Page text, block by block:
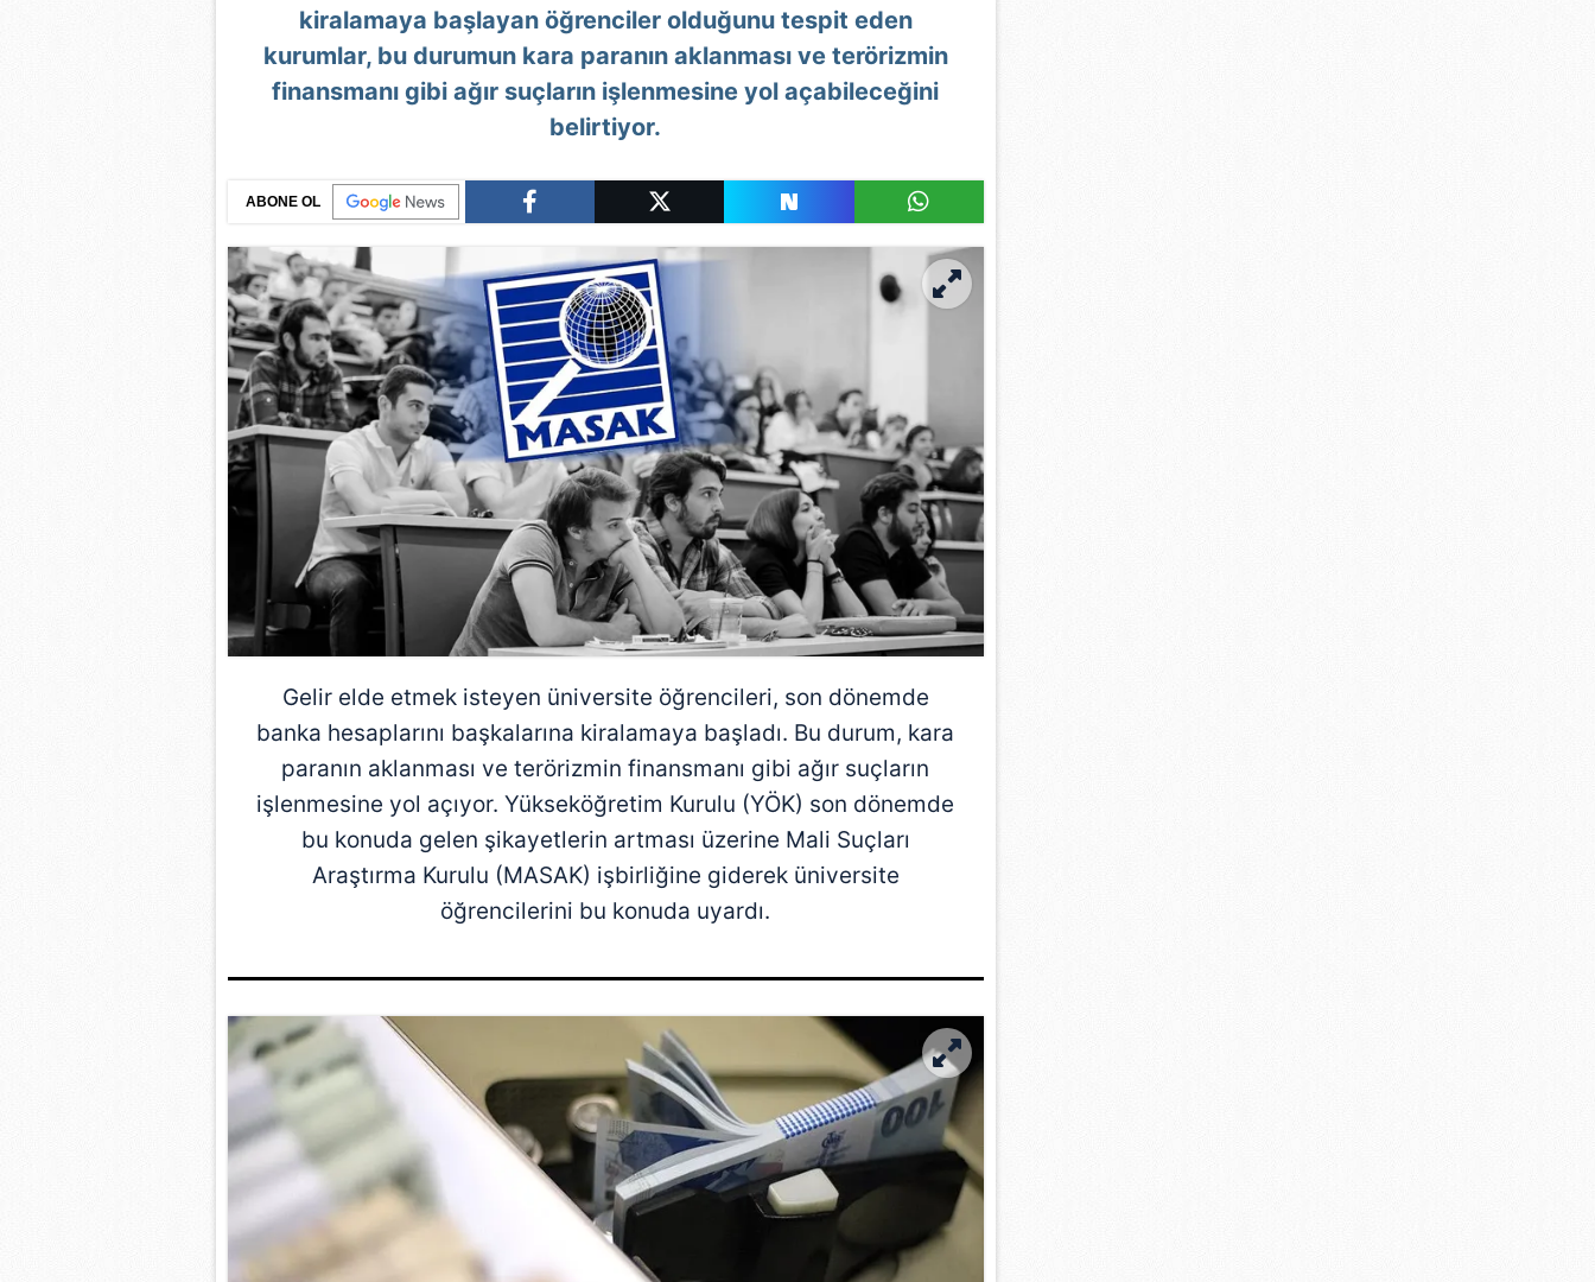
kiralamaya başlayan öğrenciler olduğunu tespit eden
kurumlar, bu durumun kara paranın aklanması ve terörizmin
finansmanı gibi ağır suçların işlenmesine yol açabileceğini
belirtiyor.
ABONE OL
Gelir elde etmek isteyen üniversite öğrencileri, son dönemde
banka hesaplarını başkalarına kiralamaya başladı. Bu durum, kara
paranın aklanması ve terörizmin finansmanı gibi ağır suçların
işlenmesine yol açıyor. Yükseköğretim Kurulu (YÖK) son dönemde
bu konuda gelen şikayetlerin artması üzerine Mali Suçları
Araştırma Kurulu (MASAK) işbirliğine giderek üniversite
öğrencilerini bu konuda uyardı.